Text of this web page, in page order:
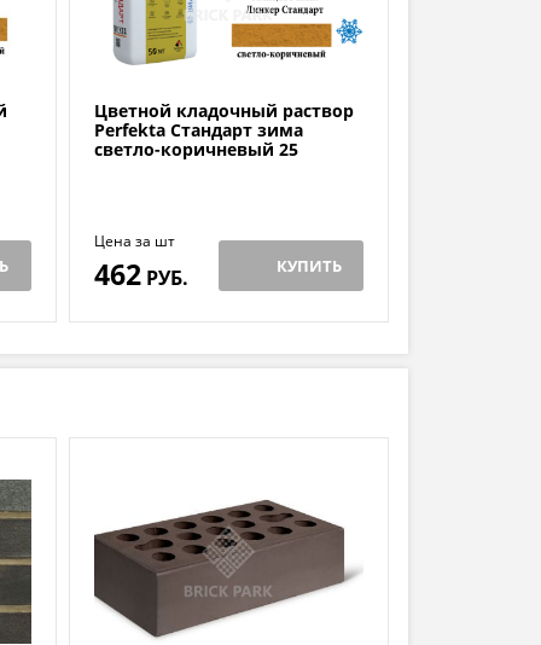
Цветной кладочный раствор
Perfekta Стандарт зима
светло-коричневый 25
Цена за шт
462РУБ. КУПИТЬ